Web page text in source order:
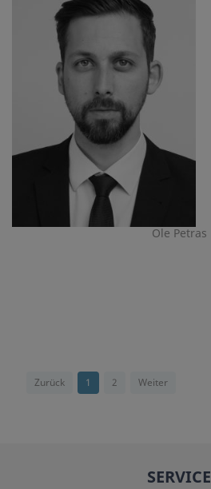
Ole Petras
Zurück 1 2 Weiter
SERVICE